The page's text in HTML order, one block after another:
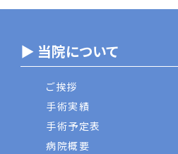
▶ 当院について
ご挨拶
手術実績
手術予定表
病院概要